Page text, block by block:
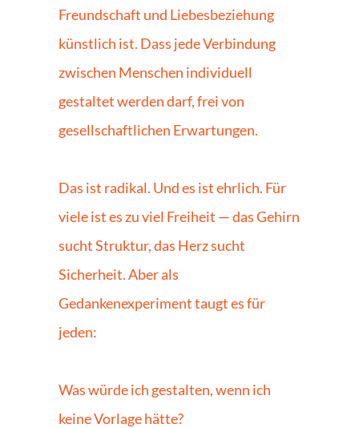
Freundschaft und Liebesbeziehung
künstlich ist. Dass jede Verbindung
zwischen Menschen individuell
gestaltet werden darf, frei von
gesellschaftlichen Erwartungen.
Das ist radikal. Und es ist ehrlich. Für
viele ist es zu viel Freiheit — das Gehirn
sucht Struktur, das Herz sucht
Sicherheit. Aber als
Gedankenexperiment taugt es für
jeden:
Was würde ich gestalten, wenn ich
keine Vorlage hätte?